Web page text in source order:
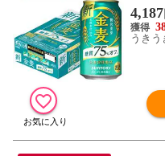
(24本
ル】
4,187
うき